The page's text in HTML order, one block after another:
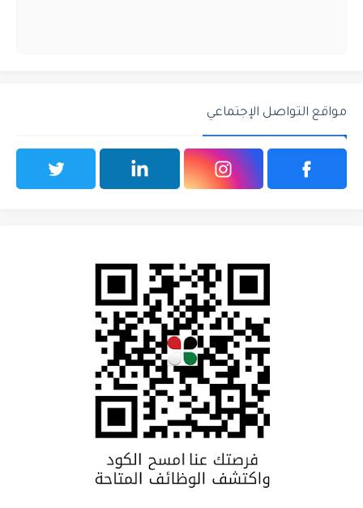
مواقع التواصل الإجتماعي